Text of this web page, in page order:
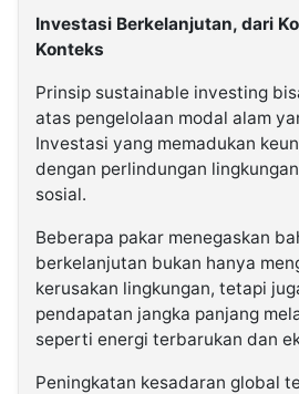
Investasi Berkelanjutan, dari
Konteks
Prinsip sustainable investing
atas pengelolaan modal alam
Investasi yang memadukan
dengan perlindungan
sosial.
Beberapa pakar menegaskan
berkelanjutan bukan hanya
kerusakan lingkungan, tetapi
pendapatan jangka panjang
seperti energi terbarukan dan
Peningkatan kesadaran global